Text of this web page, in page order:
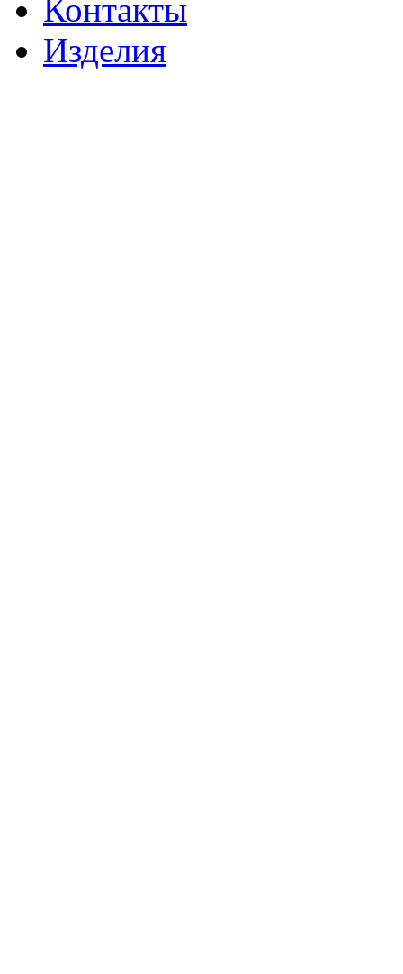
Контакты
Изделия